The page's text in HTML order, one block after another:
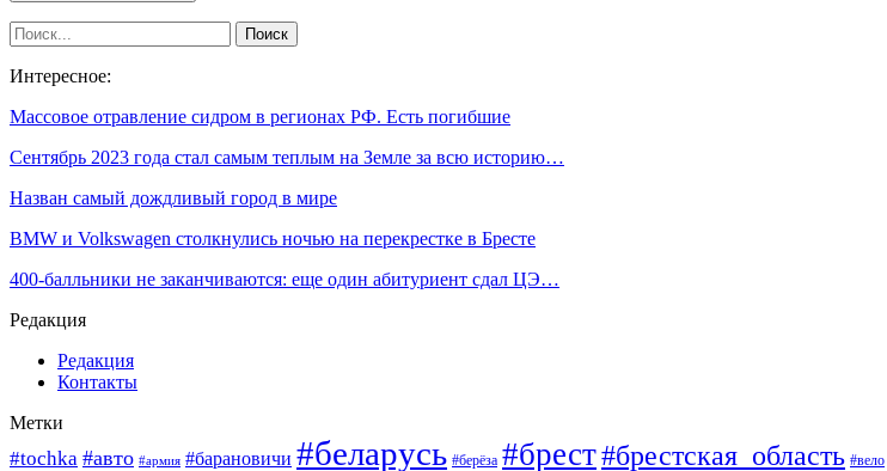
Интересное:
Массовое отравление сидром в регионах РФ. Есть погибшие
Сентябрь 2023 года стал самым теплым на Земле за всю историю…
Назван самый дождливый город в мире
BMW и Volkswagen столкнулись ночью на перекрестке в Бресте
400-балльники не заканчиваются: еще один абитуриент сдал ЦЭ…
Редакция
Редакция
Контакты
Метки
#tochka #авто #армия #барановичи #беларусь #берёза #брест#брестская_область #вело